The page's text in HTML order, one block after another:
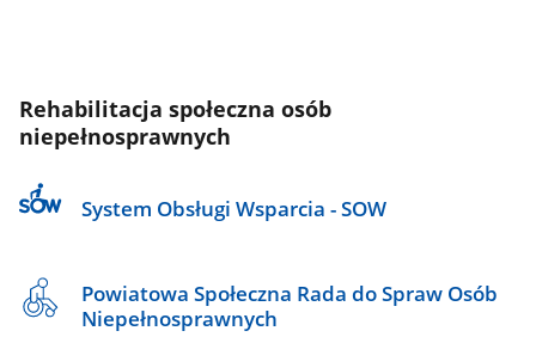
Rehabilitacja społeczna osób
niepełnosprawnych
System Obsługi Wsparcia - SOW
Powiatowa Społeczna Rada do Spraw Osób
Niepełnosprawnych